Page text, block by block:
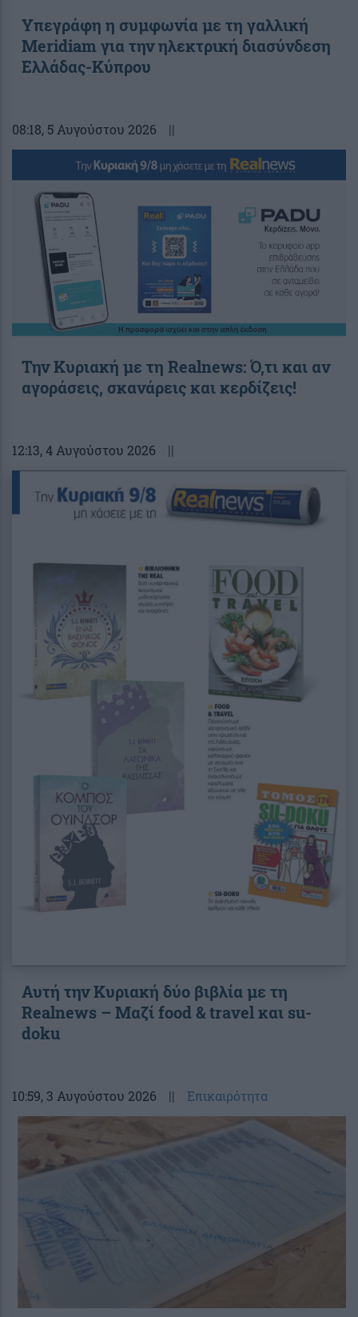
Υπεγράφη η συμφωνία με τη γαλλική
Meridiam για την ηλεκτρική διασύνδεση
Ελλάδας-Κύπρου
08:18, 5 Αυγούστου 2026 ||
Την Κυριακή με τη Realnews: Ό,τι και αν
αγοράσεις, σκανάρεις και κερδίζεις!
12:13, 4 Αυγούστου 2026 ||
Αυτή την Κυριακή δύο βιβλία με τη
Realnews – Μαζί food & travel και su-
doku
10:59, 3 Αυγούστου 2026 || Επικαιρότητα